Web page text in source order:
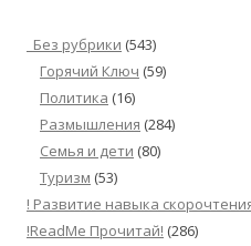
_Без рубрики (543)
Горячий Ключ (59)
Политика (16)
Размышления (284)
Семья и дети (80)
Туризм (53)
! Развитие навыка
!ReadMe Прочитай! (286)